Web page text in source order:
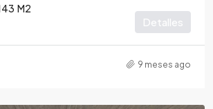
M2
Detalles
9 meses ago